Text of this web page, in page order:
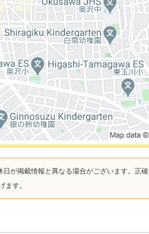
が掲載情報と異なる場合がございます。正確
ます。